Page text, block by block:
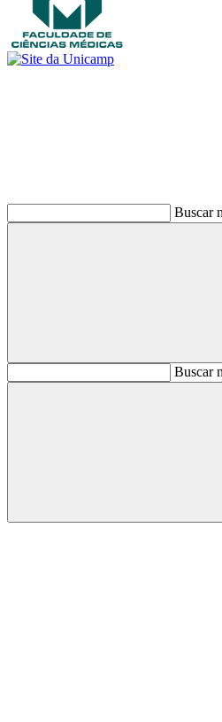
Buscar
BuscarBuscar
Buscar